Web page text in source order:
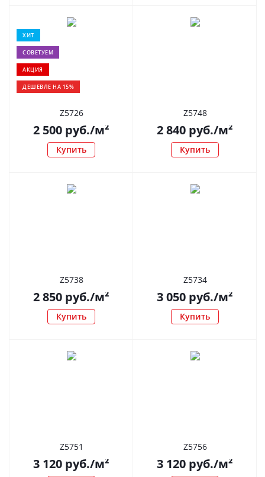
ХИТ
СОВЕТУЕМ
АКЦИЯ
ДЕШЕВЛЕ НА 15%
Z5726
2 500 руб./м²
Купить
Z5748
2 840 руб./м²
Купить
Z5738
2 850 руб./м²
Купить
Z5734
3 050 руб./м²
Купить
Z5751
3 120 руб./м²
Z5756
3 120 руб./м²